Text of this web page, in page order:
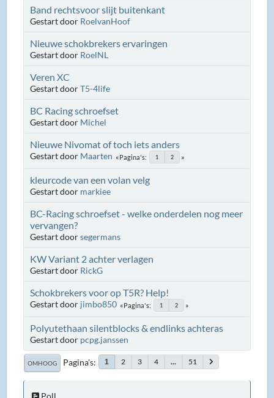
Band rechtsvoor slijt buitenkant
Gestart door RoelvanHoof
Nieuwe schokbrekers ervaringen
Gestart door RoelNL
Veren XC
Gestart doorT5-4life
BC Racing schroefset
Gestart door Michel
Nieuwe Nivomat of toch iets anders
Gestart door Maarten Pagina's 1 2
kleurcode van een volan velg
Gestart door markiee
BC-Racing schroefset - welke onderdelen nog meer
vervangen?
Gestart doorsegermans
KW Variant 2 achter verlagen
Gestart door RickG
Schokbrekers voor op T5R? Help!
Gestart door jimbo850 Pagina's 1 2
Polyutethaan silentblocks & endlinks achteras
Gestart door pcpg.janssen
OMHOOG Pagina's 1 2 3 4 ... 51
Poll